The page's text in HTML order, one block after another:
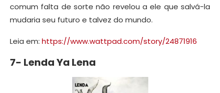
comum falta de sorte não revelou a ele que salvá-la
mudaria seu futuro e talvez do mundo.
Leia em: https://www.wattpad.com/story/24871916
7- Lenda Ya Lena